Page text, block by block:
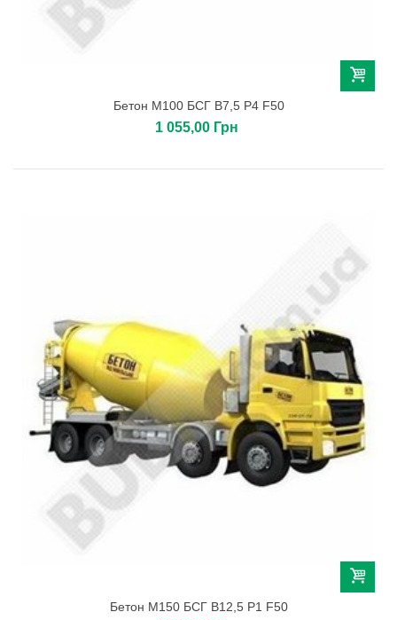
Бетон М100 БСГ В7,5 Р4 F50
1 055,00 Грн
Бетон М150 БСГ В12,5 Р1 F50